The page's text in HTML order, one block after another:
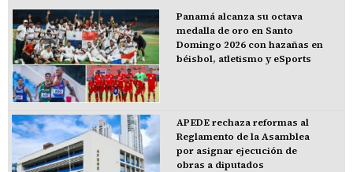
Panamá alcanza su octava
medalla de oro en Santo
Domingo 2026 con hazañas en
béisbol, atletismo y eSports
APEDE rechaza reformas al
Reglamento de la Asamblea
por asignar ejecución de
obras a diputados